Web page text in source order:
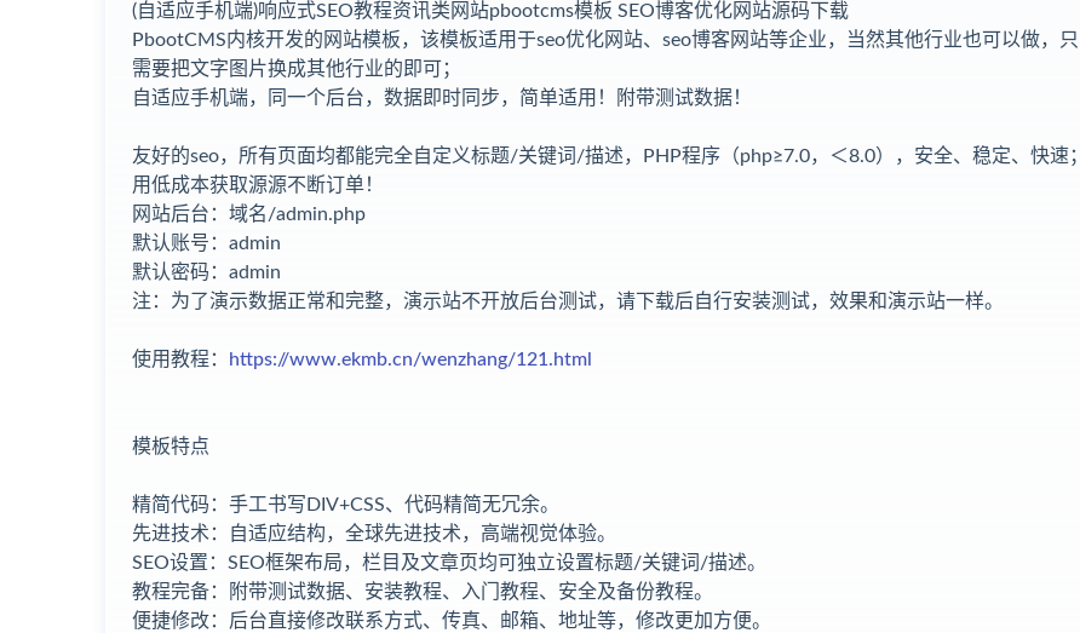
(自适应手机端)响应式SEO教程资讯类网站pbootcms模板 SEO博客优化网站源码下载
PbootCMS内核开发的网站模板，该模板适用于seo优化网站、seo博客网站等企业，当然其他行业也可以做，只
需要把文字图片换成其他行业的即可；
自适应手机端，同一个后台，数据即时同步，简单适用！附带测试数据！
友好的seo，所有页面均都能完全自定义标题/关键词/描述，PHP程序（php≥7.0，＜8.0），安全、稳定、快速；
用低成本获取源源不断订单！
网站后台：域名/admin.php
默认账号：admin
默认密码：admin
注：为了演示数据正常和完整，演示站不开放后台测试，请下载后自行安装测试，效果和演示站一样。
使用教程： https://www.ekmb.cn/wenzhang/121.html
模板特点
精简代码：手工书写DIV+CSS、代码精简无冗余。
先进技术：自适应结构，全球先进技术，高端视觉体验。
SEO设置：SEO框架布局，栏目及文章页均可独立设置标题/关键词/描述。
教程完备：附带测试数据、安装教程、入门教程、安全及备份教程。
便捷修改：后台直接修改联系方式、传真、邮箱、地址等，修改更加方便。